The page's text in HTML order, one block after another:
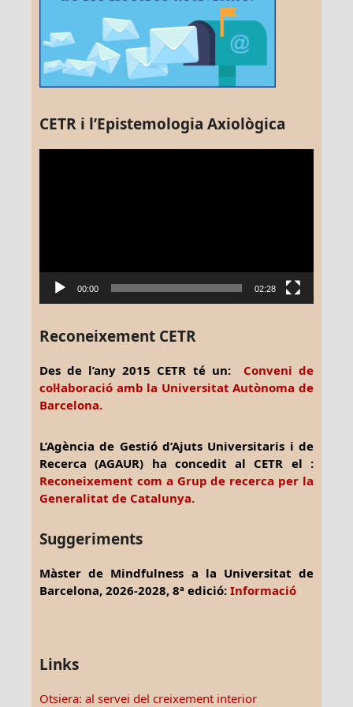
CETR i l’Epistemologia Axiològica
00:00 02:28
Reconeixement CETR
Des de l’any 2015 CETR té un: Conveni de
col·laboració amb la Universitat Autònoma de
Barcelona.
L’Agència de Gestió d’Ajuts Universitaris i de
Recerca (AGAUR) ha concedit al CETR el :
Reconeixement com a Grup de recerca per la
Generalitat de Catalunya.
Suggeriments
Màster de Mindfulness a la Universitat de
Barcelona, 2026-2028, 8ª edició: Informació
Links
Otsiera: al servei del creixement interior